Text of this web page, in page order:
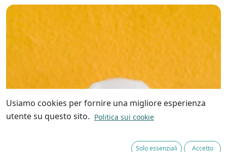
Usiamo cookies per fornire una migliore esperienza
utente su questo sito. Politica sui cookie
Solo essenziali Accetto